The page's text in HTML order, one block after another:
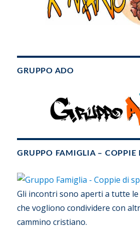
GRUPPO ADO
GRUPPO FAMIGLIA – COPPIE
Gli incontri sono aperti a tutte
che vogliono condividere con
cammino cristiano.